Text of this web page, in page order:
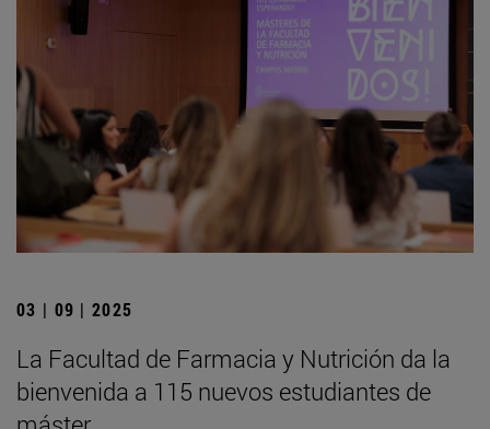
03 | 09 | 2025
La Facultad de Farmacia y Nutrición da la
bienvenida a 115 nuevos estudiantes de